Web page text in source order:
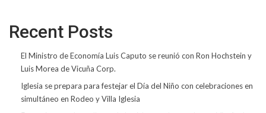
Recent Posts
El Ministro de Economía Luis Caputo se reunió con Ron Hochstein y
Luis Morea de Vicuña Corp.
Iglesia se prepara para festejar el Día del Niño con celebraciones en
simultáneo en Rodeo y Villa Iglesia